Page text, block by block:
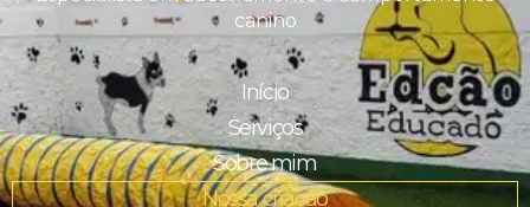
canino
Início
Serviços
Sobre mim
Nossa criação